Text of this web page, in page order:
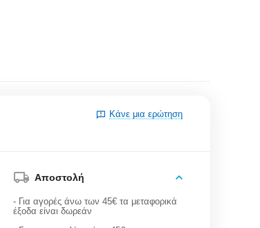
Κάνε μια ερώτηση
Αποστολή
- Για αγορές άνω των 45€ τα μεταφορικά
έξοδα είναι δωρεάν